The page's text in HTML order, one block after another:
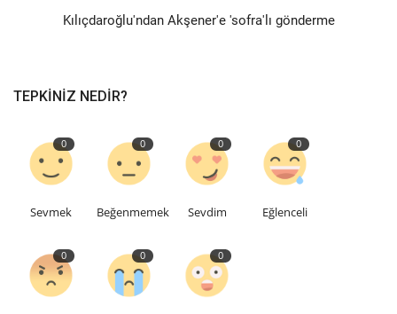
Kılıçdaroğlu'ndan Akşener'e 'sofra'lı gönderme
TEPKINIZ NEDIR?
0
Sevmek
0
Beğenmemek
0
Sevdim
0
Eğlenceli
0 0 0